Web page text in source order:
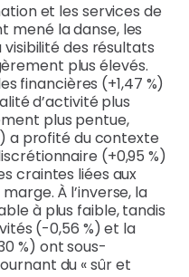
et les services de
mené la danse, les
des résultats
plus élevés.
financières (+1,47 %)
d’activité plus
plus pentue,
a profité du contexte
(+0,95 %)
craintes liées aux
À l’inverse, la
à plus faible, tandis
(-0,56 %) et la
%) ont sous-
du « sûr et